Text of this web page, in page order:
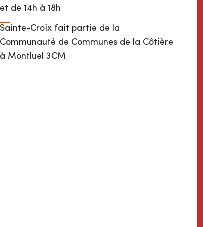
et de 14h à 18h
Sainte-Croix fait partie de la
Communauté de Communes de la Côtière
à Montluel 3CM